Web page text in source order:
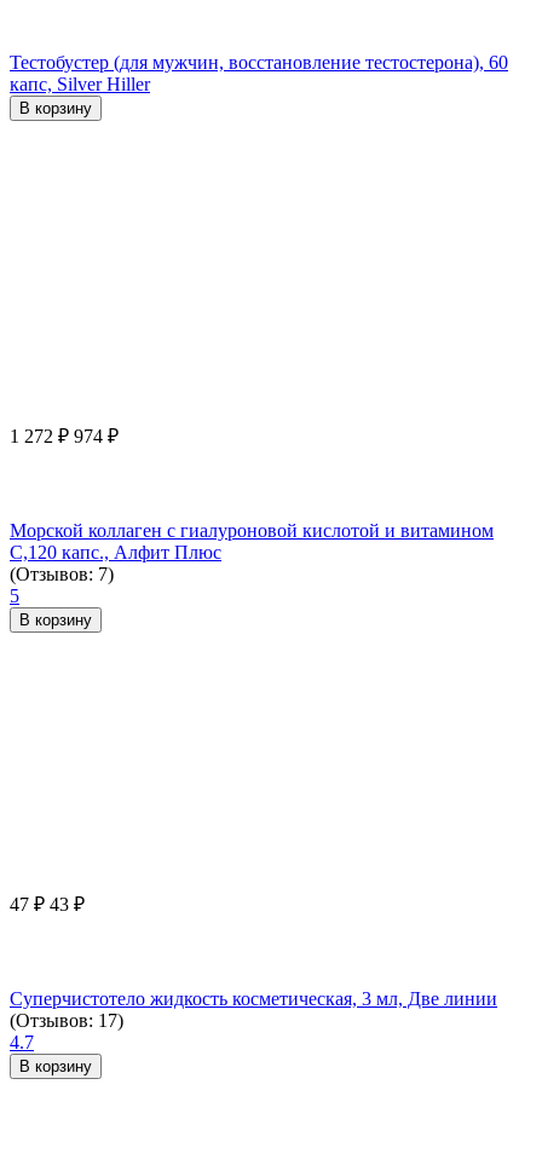
Тестобустер (для мужчин, восстановление тестостерона), 60
капс, Silver Hiller
В корзину
1 272 ₽ 974 ₽
Морской коллаген с гиалуроновой кислотой и витамином
С,120 капс., Алфит Плюс
(Отзывов: 7)
5
В корзину
47 ₽ 43 ₽
Суперчистотело жидкость косметическая, 3 мл, Две линии
(Отзывов: 17)
4.7
В корзину